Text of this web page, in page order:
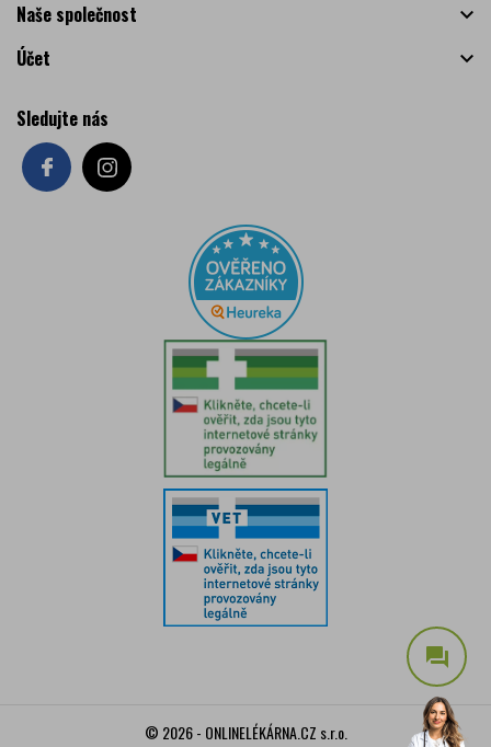
Naše společnost

Účet

Sledujte nás
question_answer
© 2026 - ONLINELÉKÁRNA.CZ s.r.o.